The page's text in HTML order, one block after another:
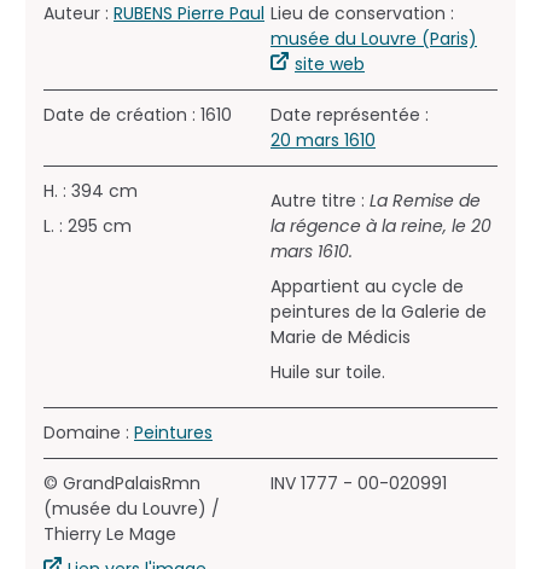
Auteur : RUBENS Pierre Paul Lieu de conservation :
musée du Louvre (Paris)
site web
Date de création : 1610
Date représentée :
20 mars 1610
H. : 394 cm
L. : 295 cm
Autre titre : La Remise de
la régence à la reine, le 20
mars 1610.
Appartient au cycle de
peintures de la Galerie de
Marie de Médicis
Huile sur toile.
Domaine : Peintures
© GrandPalaisRmn
(musée du Louvre) /
Thierry Le Mage
INV 1777 - 00-020991